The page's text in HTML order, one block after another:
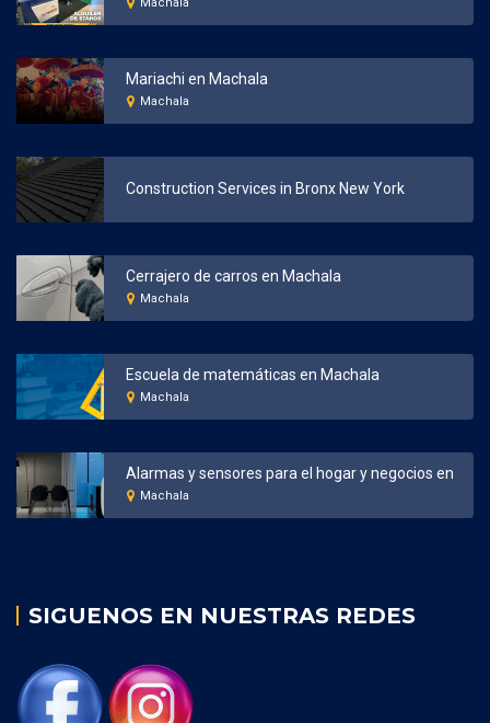
Mariachi en Machala
Machala
Construction Services in Bronx New York
Cerrajero de carros en Machala
Machala
Escuela de matemáticas en Machala
Machala
Machala
SIGUENOS EN NUESTRAS REDES